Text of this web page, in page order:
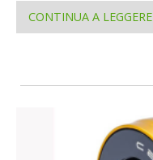
CONTINUA A LEGGERE